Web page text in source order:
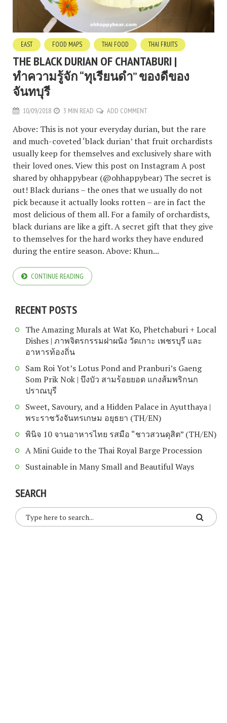
EAST FOOD MAPS THAI FOOD THAI FRUITS
THE BLACK DURIAN OF CHANTABURI |
ทำความรู้จัก “ทุเรียนดำ” ของดีของ
จันทบุรี
10/09/2018 3 MIN READ ADD COMMENT
Above: This is not your everyday durian, but the rare
and much-coveted ‘black durian’ that fruit orchardists
usually keep for themselves and exclusively share with
their loved ones. View this post on Instagram A post
shared by ohhappybear (@ohhappybear) The secret is
out! Black durians – the ones that we usually do not
pick because it actually looks rotten – are in fact the
most delicious of them all. For a family of orchardists,
black durians are like a gift. A secret gift that they give
to themselves for the hard works they have endured
during the entire season. Above: Khun...
CONTINUE READING
RECENT POSTS
The Amazing Murals at Wat Ko, Phetchaburi + Local
Dishes | ภาพจิตรกรรมฝาผนัง วัดเกาะ เพชรบุรี และ
อาหารท้องถิ่น
Sam Roi Yot’s Lotus Pond and Pranburi’s Gaeng
Som Prik Nok | บึงบัว สามร้อยยอด แกงส้มพริกนก
ปราณบุรี
Sweet, Savoury, and a Hidden Palace in Ayutthaya |
พระราชวังจันทรเกษม อยุธยา (TH/EN)
พินิจ 10 จานอาหารไทย รสมือ “ชาวสวนดุสิต” (TH/EN)
A Mini Guide to the Thai Royal Barge Procession
Sustainable in Many Small and Beautiful Ways
SEARCH